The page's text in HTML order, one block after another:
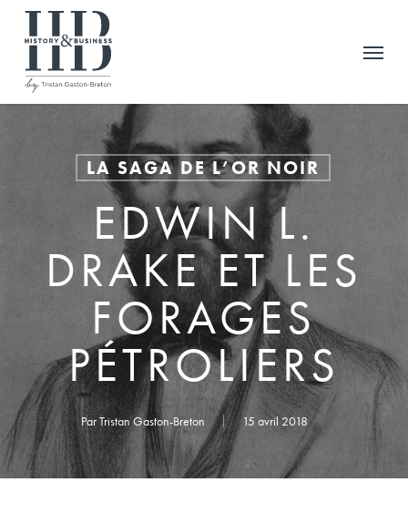
Skip
content
Menu
LA SAGA DE L’OR NOIR
EDWIN L.
DRAKE ET LES
FORAGES
PÉTROLIERS
ParTristan Gaston-Breton 15 avril 2018